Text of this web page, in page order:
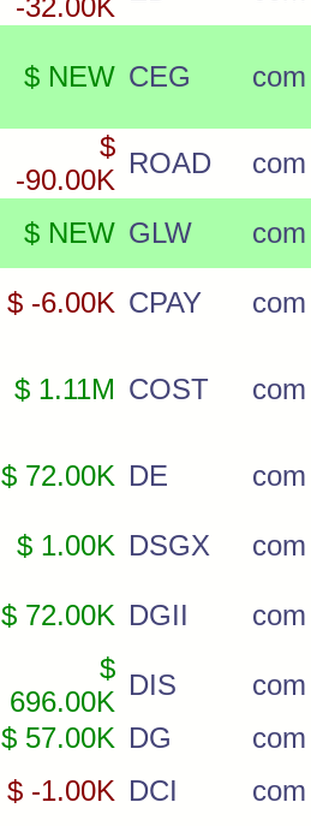
-32.00K
$ NEW CEG com
$
-90.00K
ROAD
$ NEW GLW
com
$ -6.00K CPAY
$ 1.11M COST com
$ 72.00K DE
com
$ 1.00K DSGX
com
$ 72.00K DGII com
$
696.00K
DIS
com
$ 57.00K DG
com
$ -1.00K DCI
com